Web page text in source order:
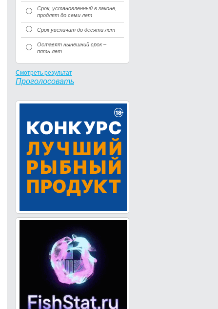
Срок, установленный в законе,
продлят до семи лет
Срок увеличат до десяти лет
Оставят нынешний срок –
пять лет
Смотреть результат
Проголосовать